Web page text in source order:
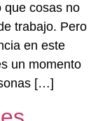
que cosas no
trabajo. Pero
en este
un momento
[…]